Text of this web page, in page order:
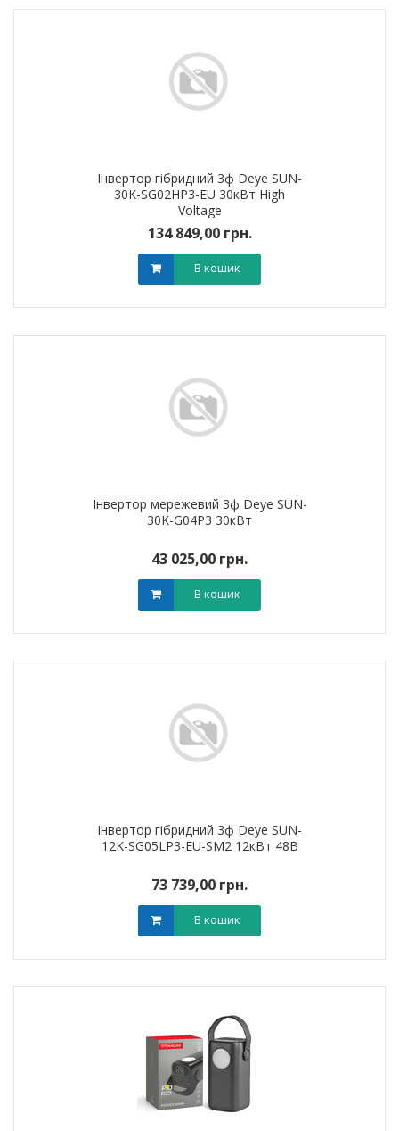
Інвертор гібридний 3ф Deye SUN-
30K-SG02HP3-EU 30кВт High
Voltage
134 849,00 грн.
В кошик
Інвертор мережевий 3ф Deye SUN-
30K-G04P3 30кВт
43 025,00 грн.
В кошик
Інвертор гібридний 3ф Deye SUN-
12K-SG05LP3-EU-SM2 12кВт 48В
73 739,00 грн.
В кошик